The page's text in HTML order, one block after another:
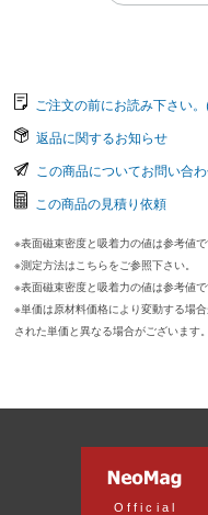
ご注文の前にお読み下さい
返品に関するお知らせ
この商品についてお問い合
この商品の見積り依頼
※表面磁束密度と吸着力の値は参考値で
※測定方法はこちらをご参照下さい。
※表面磁束密度と吸着力の値は参考値で
※単価は原材料価格により変動する場
された単価と異なる場合がございます
Official